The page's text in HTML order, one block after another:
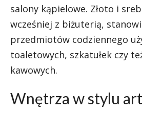
salony kąpielowe. Złoto i
wcześniej z biżuterią,
przedmiotów codziennego
toaletowych, szkatułek czy
kawowych.
Wnętrza w stylu